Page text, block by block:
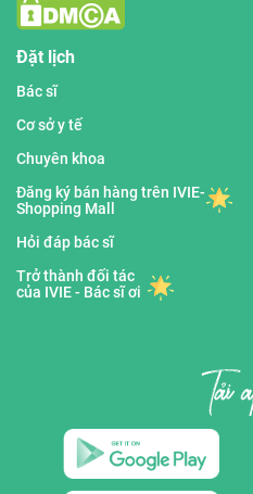
Đặt lịch
Bác sĩ
Cơ sở y tế
Chuyên khoa
Đăng ký bán hàng trên IVIE-
Shopping Mall
Hỏi đáp bác sĩ
Trở thành đối tác
của IVIE - Bác sĩ ơi